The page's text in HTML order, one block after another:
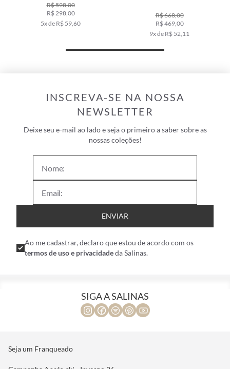
R$ 598,00
R$ 298,00
5x de R$ 59,60
R$ 668,00
R$ 469,00
9x de R$ 52,11
INSCREVA-SE NA NOSSA
NEWSLETTER
Deixe seu e-mail ao lado e seja o primeiro a saber sobre as
nossas coleções!
ENVIAR
Ao me cadastrar, declaro que estou de acordo com os
termos de uso e privacidadeda Salinas.
SIGA A SALINAS
Seja um Franqueado